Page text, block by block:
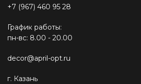
+7 (967) 460 95 28
График работы:
пн-вс: 8.00 - 20.00
decor@april-opt.ru
г. Казань